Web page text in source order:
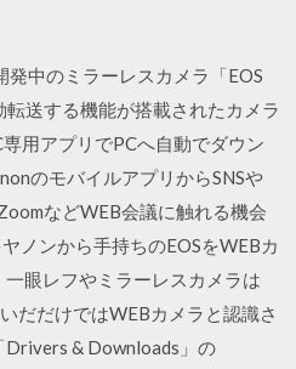
中のミラーレスカメラ「EOS
送する機能が搭載されたカメラ
用アプリでPCへ自動でダウン
のモバイルアプリからSNSや
などWEB会議に触れる機会
ノンから手持ちのEOSをWEBカ
眼レフやミラーレスカメラは
だだけではWEBカメラと認識さ
Drivers & Downloads」の